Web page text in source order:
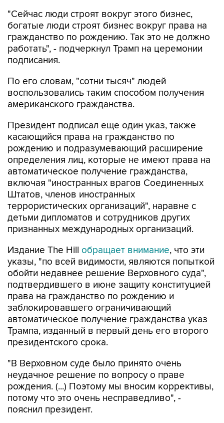
"Сейчас люди строят вокруг этого бизнес,
богатые люди строят бизнес вокруг права на
гражданство по рождению. Так это не должно
работать", - подчеркнул Трамп на церемонии
подписания.
По его словам, "сотни тысяч" людей
воспользовались таким способом получения
американского гражданства.
Президент подписал еще один указ, также
касающийся права на гражданство по
рождению и подразумевающий расширение
определения лиц, которые не имеют права на
автоматическое получение гражданства,
включая "иностранных врагов Соединенных
Штатов, членов иностранных
террористических организаций", наравне с
детьми дипломатов и сотрудников других
признанных международных организаций.
Издание The Hill обращает внимание, что эти
указы, "по всей видимости, являются попыткой
обойти недавнее решение Верховного суда",
подтвердившего в июне защиту конституцией
права на гражданство по рождению и
заблокировавшего ограничивающий
автоматическое получение гражданства указ
Трампа, изданный в первый день его второго
президентского срока.
"В Верховном суде было принято очень
неудачное решение по вопросу о праве
рождения. (...) Поэтому мы вносим коррективы,
потому что это очень несправедливо", -
пояснил президент.